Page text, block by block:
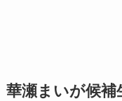
華瀬まいが候補